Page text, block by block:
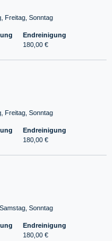
Freitag, Sonntag
Endreinigung
180,00 €
Freitag, Sonntag
Endreinigung
180,00 €
Sonntag
Endreinigung
180,00 €